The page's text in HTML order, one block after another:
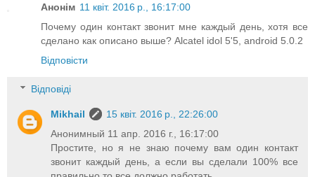
Анонім 11 квіт. 2016 р., 16:17:00
Почему один контакт звонит мне каждый день, хотя все
сделано как описано выше? Alcatel idol 5'5, android 5.0.2
Відповісти
Відповіді
Mikhail
15 квіт. 2016 р., 22:26:00
Анонимный 11 апр. 2016 г., 16:17:00
Простите, но я не знаю почему вам один контакт
звонит каждый день, а если вы сделали 100% все